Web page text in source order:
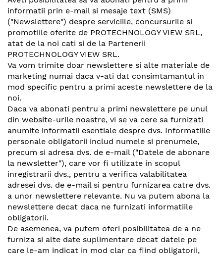
informatii prin e-mail si mesaje text (SMS)
("Newslettere") despre serviciile, concursurile si
promotiile oferite de PROTECHNOLOGY VIEW SRL,
atat de la noi cati si de la Partenerii
PROTECHNOLOGY VIEW SRL.
Va vom trimite doar newslettere si alte materiale de
marketing numai daca v-ati dat consimtamantul in
mod specific pentru a primi aceste newslettere de la
noi.
Daca va abonati pentru a primi newslettere pe unul
din website-urile noastre, vi se va cere sa furnizati
anumite informatii esentiale despre dvs. Informatiile
personale obligatorii includ numele si prenumele,
precum si adresa dvs. de e-mail ("Datele de abonare
la newsletter"), care vor fi utilizate in scopul
inregistrarii dvs., pentru a verifica valabilitatea
adresei dvs. de e-mail si pentru furnizarea catre dvs.
a unor newslettere relevante. Nu va putem abona la
newslettere decat daca ne furnizati informatiile
obligatorii.
De asemenea, va putem oferi posibilitatea de a ne
furniza si alte date suplimentare decat datele pe
care le-am indicat in mod clar ca fiind obligatorii,